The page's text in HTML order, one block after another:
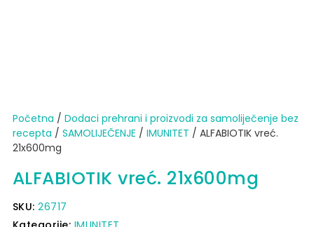
Početna / Dodaci prehrani i proizvodi za samoliječenje bez
recepta / SAMOLIJEČENJE / IMUNITET / ALFABIOTIK vreć.
21x600mg
ALFABIOTIK vreć. 21x600mg
SKU:26717